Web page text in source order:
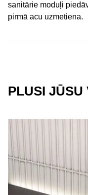
sanitārie moduļi
pirmā acu uzmetiena.
PLUSI JŪSU